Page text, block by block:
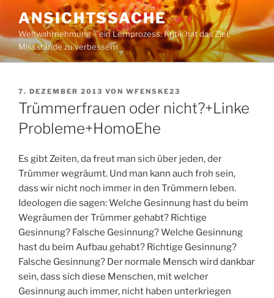
Inhalt
springen
ANSICHTSSACHE
Weltwahrnehmung – ein Lernprozess: Kritik hat das Ziel,
Missstände zu verbessern
VERÖFFENTLICHT
AM
7. DEZEMBER 2013 VON WFENSKE23
Trümmerfrauen oder nicht?+Linke
Probleme+HomoEhe
Es gibt Zeiten, da freut man sich über jeden, der
Trümmer wegräumt. Und man kann auch froh sein,
dass wir nicht noch immer in den Trümmern leben.
Ideologen die sagen: Welche Gesinnung hast du beim
Wegräumen der Trümmer gehabt? Richtige
Gesinnung? Falsche Gesinnung? Welche Gesinnung
hast du beim Aufbau gehabt? Richtige Gesinnung?
Falsche Gesinnung? Der normale Mensch wird dankbar
sein, dass sich diese Menschen, mit welcher
Gesinnung auch immer, nicht haben unterkriegen